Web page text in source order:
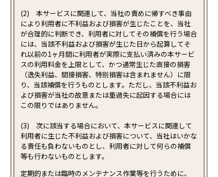
(2) 本サービスに関連して、当社の責めに帰すべき事由
により利用者に不利益および損害が生じたことを、当社
が合理的に判断でき、利用者に対してその補償を行う場合
には、当該不利益および損害が生じた日から起算してそ
れ以前の1ヶ月間に利用者が実際に支払い済みの本サービ
スの利用料金を上限として、かつ通常生じた直接の損害
（逸失利益、間接損害、特別損害は含まれません）に限
り、当該補償を行うものとします。ただし、当該不利益お
よび損害が当社の故意または重過失に起因する場合には
この限りではありません。
(3) 次に該当する場合において、本サービスに関連して
利用者に生じた不利益および損害について、当社はいかな
る責任も負わないものとし、利用者に対して何らの補償
等も行わないものとします。
定期的または臨時のメンテナンス作業等を行うために、